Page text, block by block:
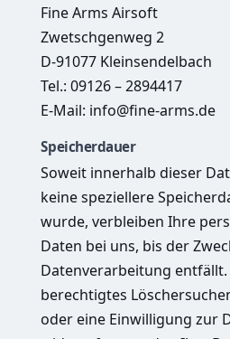
Fine Arms Airsoft
Zwetschgenweg 2
D-91077 Kleinsendelbach
Tel.: 09126 – 2894417
E-Mail: info@fine-arms.de
Speicherdauer
Soweit innerhalb dieser
keine speziellere
wurde, verbleiben Ihre
Daten bei uns, bis der
Datenverarbeitung entfällt.
berechtigtes
oder eine Einwilligung zur